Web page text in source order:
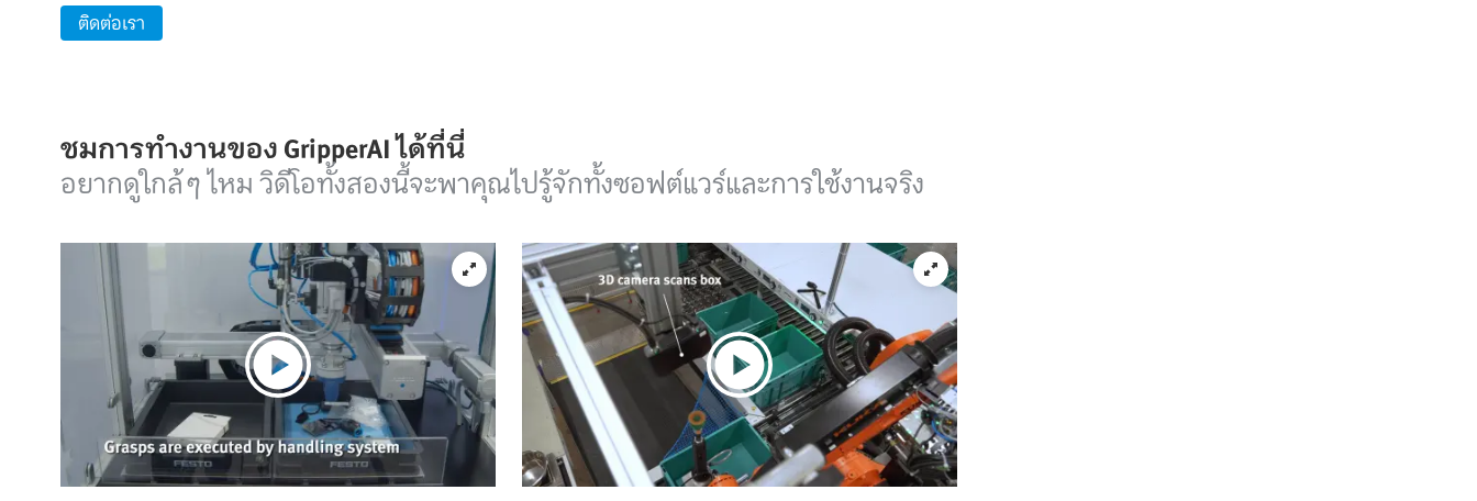
ติดต่อเรา
ชมการทำงานของ GripperAI ได้ที่นี่
อยากดูใกล้ๆ ไหม วิดีโอทั้งสองนี้จะพาคุณไปรู้จักทั้งซอฟต์แวร์และการใช้งานจริง